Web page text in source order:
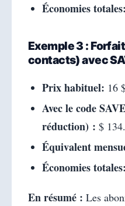
Économies totales:
Exemple 3 :
contacts) avec
Prix ​​habituel: 16
Avec le code
réduction) : $
Équivalent
Économies totales:
En résumé : Les